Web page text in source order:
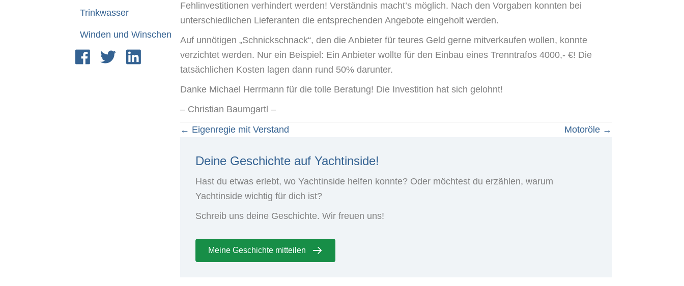
Trinkwasser
Winden und Winschen
Fehlinvestitionen verhindert werden! Verständnis macht’s möglich. Nach den Vorgaben konnten bei
unterschiedlichen Lieferanten die entsprechenden Angebote eingeholt werden.
Auf unnötigen „Schnickschnack“, den die Anbieter für teures Geld gerne mitverkaufen wollen, konnte
verzichtet werden. Nur ein Beispiel: Ein Anbieter wollte für den Einbau eines Trenntrafos 4000,- €! Die
tatsächlichen Kosten lagen dann rund 50% darunter.
Danke Michael Herrmann für die tolle Beratung! Die Investition hat sich gelohnt!
– Christian Baumgartl –
Posts
navigation
← Eigenregie mit Verstand Motoröle →
Deine Geschichte auf Yachtinside!
Hast du etwas erlebt, wo Yachtinside helfen konnte? Oder möchtest du erzählen, warum
Yachtinside wichtig für dich ist?
Schreib uns deine Geschichte. Wir freuen uns!
Meine Geschichte mitteilen